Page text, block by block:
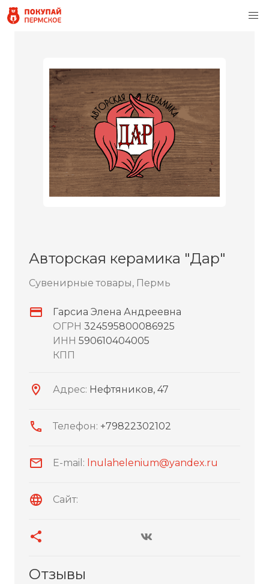
Авторская керамика "Дар"
Сувенирные товары, Пермь
Гарсиа Элена Андреевна
ОГРН 324595800086925
ИНН 590610404005
КПП
Адрес: Нефтяников, 47
Телефон: +79822302102
E-mail: lnulahelenium@yandex.ru
Сайт:
Отзывы